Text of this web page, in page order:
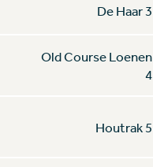
De Haar 3
Old Course Loenen
4
Houtrak 5